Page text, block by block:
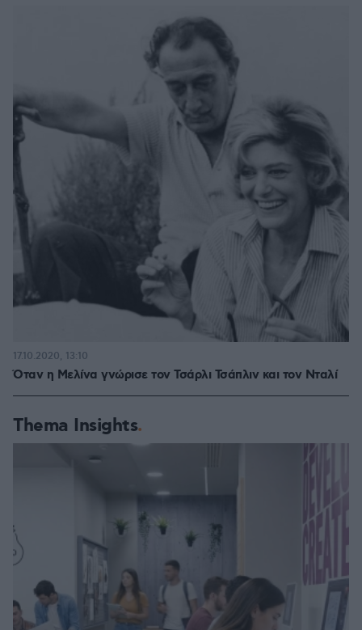
Όταν η Μελίνα γνώρισε τον Τσάρλι Τσάπλιν και τον Νταλί
17.10.2020, 13:10
Thema Insights